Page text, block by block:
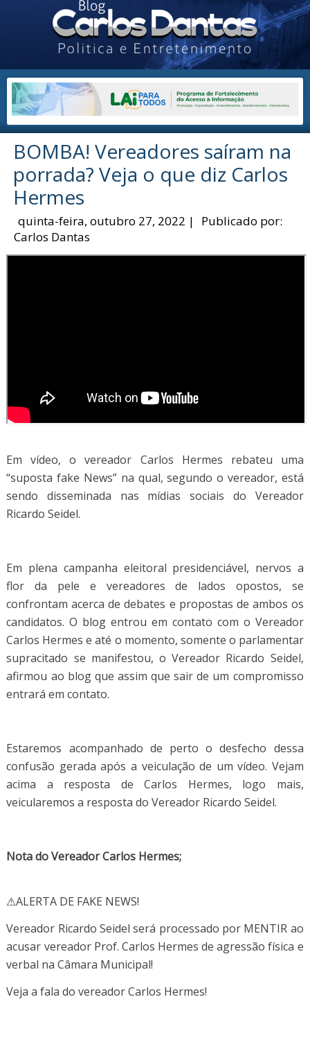
BOMBA! Vereadores saíram na
porrada? Veja o que diz Carlos
Hermes
quinta-feira, outubro 27, 2022 |
Publicado por:
Carlos Dantas
Em vídeo, o vereador Carlos Hermes rebateu uma
“suposta fake News” na qual, segundo o vereador, está
sendo disseminada nas mídias sociais do Vereador
Ricardo Seidel.
Em plena campanha eleitoral presidenciável, nervos a
flor da pele e vereadores de lados opostos, se
confrontam acerca de debates e propostas de ambos os
candidatos. O blog entrou em contato com o Vereador
Carlos Hermes e até o momento, somente o parlamentar
supracitado se manifestou, o Vereador Ricardo Seidel,
afirmou ao blog que assim que sair de um compromisso
entrará em contato.
Estaremos acompanhado de perto o desfecho dessa
confusão gerada após a veiculação de um vídeo. Vejam
acima a resposta de Carlos Hermes, logo mais,
veicularemos a resposta do Vereador Ricardo Seidel.
Nota do Vereador Carlos Hermes;
⚠ALERTA DE FAKE NEWS!
Vereador Ricardo Seidel será processado por MENTIR ao
acusar vereador Prof. Carlos Hermes de agressão física e
verbal na Câmara Municipal!
Veja a fala do vereador Carlos Hermes!